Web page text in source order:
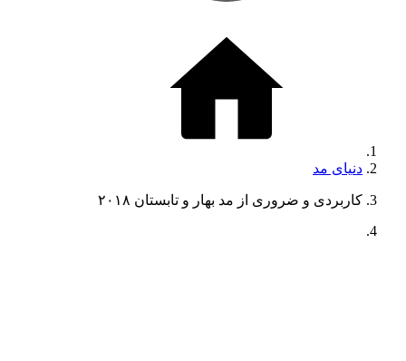
دنیای مد
کاربردی و ضروری از مد بهار و تابستان ۲۰۱۸